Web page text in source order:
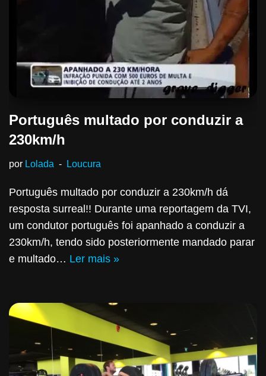
Português multado por conduzir a
230km/h
por Lolada Loucura
Português multado por conduzir a 230km/h dá
resposta surreal!! Durante uma reportagem da TVI,
um condutor português foi apanhado a conduzir a
230km/h, tendo sido posteriormente mandado parar
e multado… Ler mais »